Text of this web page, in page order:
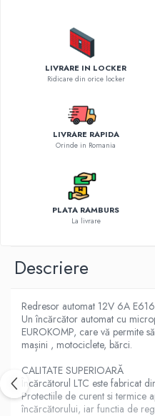
Accesorii auto
Redresoare
Roboti pornire
Carcase protectie NOCO BOOST
Invertoare Auto
Aparate de spalat cu presiune
LIVRARE IN LOCKER
Ridicare din orice locker
LIVRARE RAPIDA
Orinde in Romania
PLATA RAMBURS
La livrare
Descriere
Redresor automat 12V 6A
Un încărcător automat cu
EUROKOMP, care vă permite
mașini , motociclete, bărci.
CALITATE SUPERIOARĂ
Încărcătorul LTC este fabricat
Protectiile de curent si termice
încărcătorului, iar functia de